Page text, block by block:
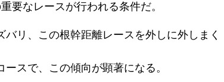
要なレースが行われる条件だ。
リ、この根幹距離レースを外しに外しまく
スで、この傾向が顕著になる。